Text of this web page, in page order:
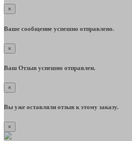
×
Ваше сообщение успешно отправлено.
×
Ваш Отзыв успешно отправлен.
×
Вы уже оставляли отзыв к этому заказу.
×